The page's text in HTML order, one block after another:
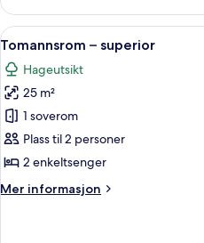
Double
Room
Åpne
alle
bildene
av
Tomannsrom
–
superior
2
Tomannsrom – superior
Hageutsikt
25 m²
1 soverom
Plass til 2 personer
2 enkeltsenger
Mer informasjon
Mer